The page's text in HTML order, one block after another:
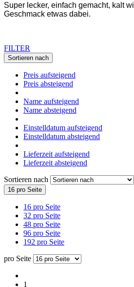
Super lecker, einfach gemacht, kalt
Geschmack etwas dabei.
FILTER
Sortieren nach
Preis aufsteigend
Preis absteigend
Name aufsteigend
Name absteigend
Einstelldatum aufsteigend
Einstelldatum absteigend
Lieferzeit aufsteigend
Lieferzeit absteigend
Sortieren nach
16 pro Seite
16 pro Seite
32 pro Seite
48 pro Seite
96 pro Seite
192 pro Seite
pro Seite
1